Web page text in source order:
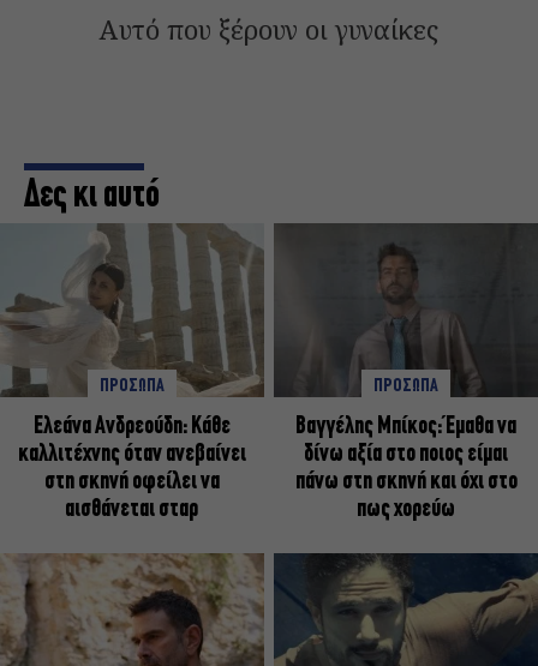
Αυτό που ξέρουν οι γυναίκες
Δες κι αυτό
ΠΡΟΣΩΠΑ
Ελεάνα Ανδρεούδη: Κάθε
καλλιτέχνης όταν ανεβαίνει
στη σκηνή οφείλει να
αισθάνεται σταρ
ΠΡΟΣΩΠΑ
Βαγγέλης Μπίκος: Έμαθα να
δίνω αξία στο ποιος είμαι
πάνω στη σκηνή και όχι στο
πως χορεύω